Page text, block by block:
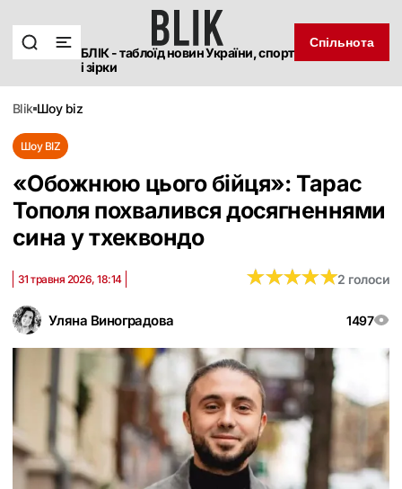
БЛІК - таблоїд новин України, спорт
і зірки
Спільнота
blik шоу biz
Шоу BIZ
«‎Обожнюю цього бійця»: Тарас
Тополя похвалився досягненнями
сина у тхеквондо
Уляна Виноградова 1497
31 травня 2026, 18:14 ★★★★★
★★★★★2 голоси